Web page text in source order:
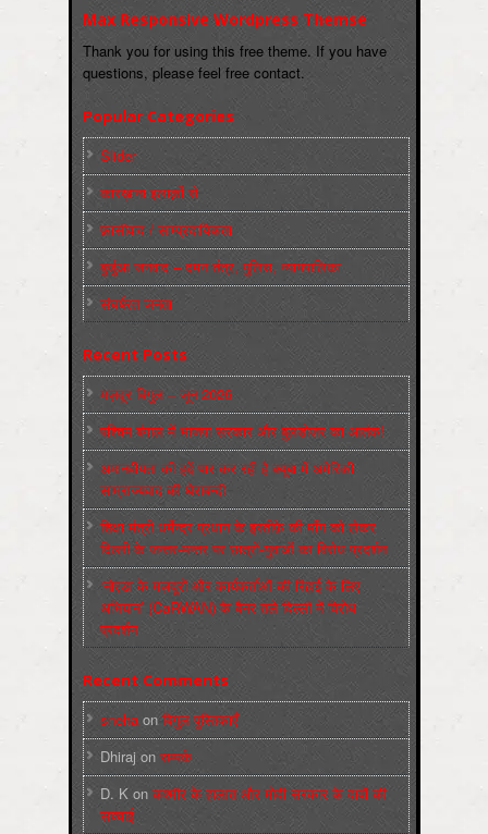
Max Responsive Wordpress Themse
Thank you for using this free theme. If you have
questions, please feel free contact.
Popular Categories
Slider
कारख़ाना इलाक़ों से
फ़ासीवाद / साम्‍प्रदायिकता
बुर्जुआ जनवाद – दमन तंत्र, पुलिस, न्‍यायपालिका
संघर्षरत जनता
Recent Posts
मज़दूर बिगुल – जून 2026
पश्चिम बंगाल में भाजपा सरकार और बुलडोज़र का आतंक!
अमानवीयता की हदें पार कर रही है क्यूबा में अमेरिकी
साम्राज्यवाद की घेराबन्दी
शिक्षा मंत्री धर्मेन्द्र प्रधान के इस्तीफ़े की माँग को लेकर
दिल्ली के जन्तर-मन्तर पर छात्रों-युवाओं का विरोध प्रदर्शन
‘नोएडा के मज़दूरों और कार्यकर्ताओं की रिहाई के लिए
अभियान’ (CaRWAN) के बैनर तले दिल्ली में विरोध
प्रदर्शन
Recent Comments
sneha on बिगुल पुस्तिकाएँ
Dhiraj on सम्पर्क
D. K on कश्मीर के हालात और मोदी सरकार के दावों की
सच्चाई